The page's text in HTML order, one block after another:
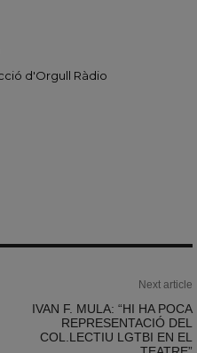
d'Orgull Ràdio
Next article
IVAN F. MULA: “HI HA POCA
REPRESENTACIÓ DEL
COL.LECTIU LGTBI EN EL